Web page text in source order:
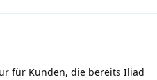
für Kunden, die bereits Iliad